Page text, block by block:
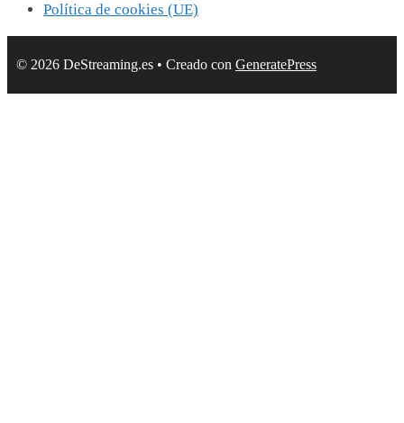
Política de cookies (UE)
© 2026 DeStreaming.es • Creado con GeneratePress